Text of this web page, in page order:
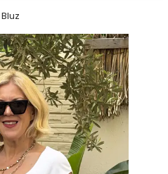
Bluz